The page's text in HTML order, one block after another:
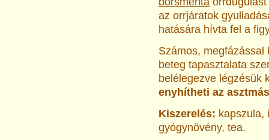
az orrjáratok
hatására hívta fel a
Számos, megfázással
beteg tapasztalata
belélegez­ve légzésük
enyhítheti az
Kiszerelés: kapszula,
gyógynövény, tea.